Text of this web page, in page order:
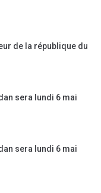
de la république du
sera lundi 6 mai
sera lundi 6 mai